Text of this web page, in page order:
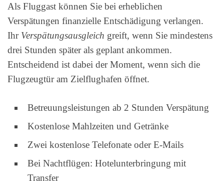
Als Fluggast können Sie bei erheblichen
Verspätungen finanzielle Entschädigung verlangen.
Ihr Verspätungsausgleich greift, wenn Sie mindestens
drei Stunden später als geplant ankommen.
Entscheidend ist dabei der Moment, wenn sich die
Flugzeugtür am Zielflughafen öffnet.
Betreuungsleistungen ab 2 Stunden Verspätung
Kostenlose Mahlzeiten und Getränke
Zwei kostenlose Telefonate oder E-Mails
Bei Nachtflügen: Hotelunterbringung mit
Transfer